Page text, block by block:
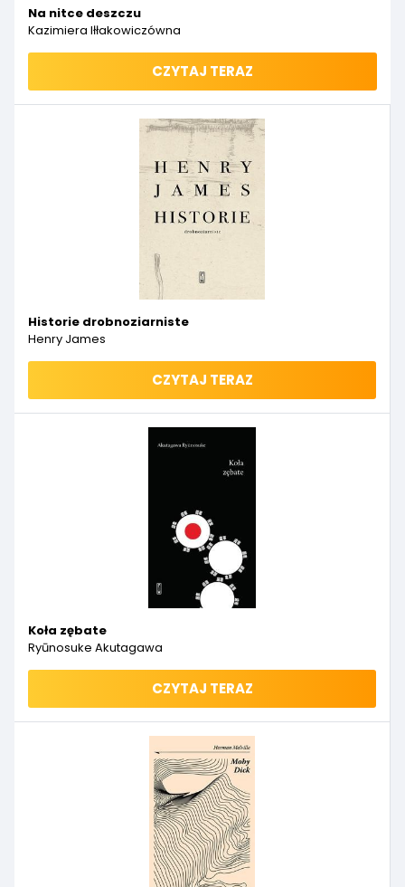
Na nitce deszczu
Kazimiera Iłłakowiczówna
CZYTAJ TERAZ
Historie drobnoziarniste
Henry James
CZYTAJ TERAZ
Koła zębate
Ryūnosuke Akutagawa
CZYTAJ TERAZ